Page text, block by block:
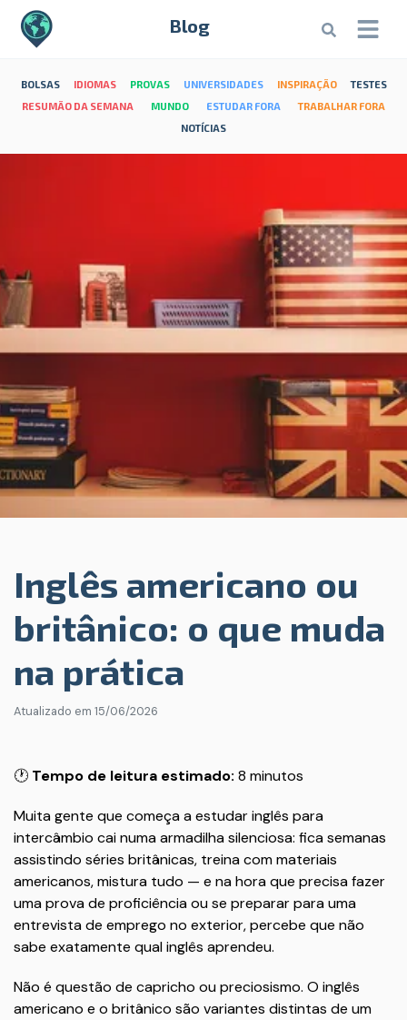
Blog
BOLSAS IDIOMAS PROVAS UNIVERSIDADES INSPIRAÇÃO
TESTES
RESUMÃO DA SEMANA
MUNDO ESTUDAR FORA
TRABALHAR FORA
NOTÍCIAS
Inglês americano ou
britânico: o que muda
na prática
Atualizado em 15/06/2026
🕐 Tempo de leitura estimado: 8 minutos
Muita gente que começa a estudar inglês para
intercâmbio cai numa armadilha silenciosa: fica semanas
assistindo séries britânicas, treina com materiais
americanos, mistura tudo — e na hora que precisa fazer
uma prova de proficiência ou se preparar para uma
entrevista de emprego no exterior, percebe que não
sabe exatamente qual inglês aprendeu.
Não é questão de capricho ou preciosismo. O inglês
americano e o britânico são variantes distintas de um